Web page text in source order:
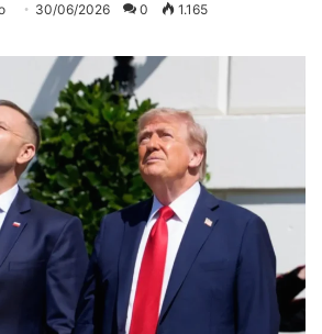
30/06/2026 0 1.165